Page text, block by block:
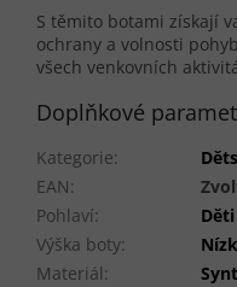
S těmito botami získají
ochrany a volnosti
všech venkovních
Doplňkové
Kategorie:
EAN:
Pohlaví:
Děti
Výška boty:
Materiál: